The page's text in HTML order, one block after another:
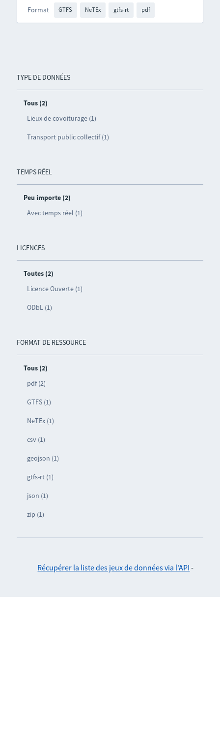
TYPE DE DONNÉES
Tous (2)
Lieux de covoiturage (1)
Transport public collectif (1)
TEMPS RÉEL
Peu importe (2)
Avec temps réel (1)
LICENCES
Toutes (2)
Licence Ouverte (1)
ODbL (1)
FORMAT DE RESSOURCE
Tous (2)
pdf (2)
GTFS (1)
NeTEx (1)
csv (1)
geojson (1)
gtfs-rt (1)
json (1)
zip (1)
Format GTFS NeTEx gtfs-rt pdf
Récupérer la liste des jeux de données via l'API -